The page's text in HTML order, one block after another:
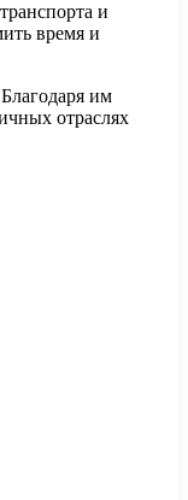
и
время и
им
отраслях